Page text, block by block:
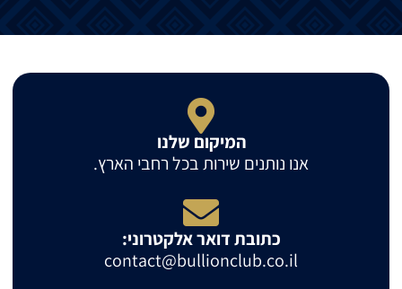
המיקום שלנו
אנו נותנים שירות בכל רחבי הארץ.
כתובת דואר אלקטרוני:
contact@bullionclub.co.il